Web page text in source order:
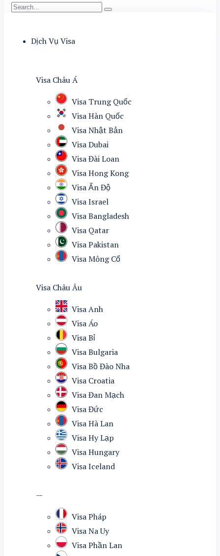
Dịch Vụ Visa
Visa Châu Á
Visa Trung Quốc
Visa Hàn Quốc
Visa Nhật Bản
Visa Dubai
Visa Đài Loan
Visa Hong Kong
Visa Ấn Độ
Visa Israel
Visa Bangladesh
Visa Qatar
Visa Pakistan
Visa Mông Cổ
Visa Châu Âu
Visa Anh
Visa Áo
Visa Bỉ
Visa Bulgaria
Visa Bồ Đào Nha
Visa Croatia
Visa Đan Mạch
Visa Đức
Visa Hà Lan
Visa Hy Lạp
Visa Hungary
Visa Iceland
—
Visa Pháp
Visa Na Uy
Visa Phần Lan